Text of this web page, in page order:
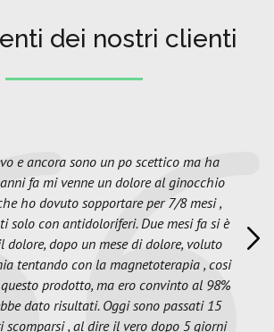
dei nostri clienti
e ancora sono un po scettico ma ha
fa mi venne un dolore al ginocchio
ho dovuto sopportare per 7/8 mesi ,
solo con antidoloriferi. Due mesi fa si è
dolore, dopo un mese di dolore, voluto
tentando con la magnetoterapia , cosi
prodotto, ma ero convinto al 98%
dato risultati. Oggi sono passati 15
scomparsi , al dire il vero dopo 5 giorni